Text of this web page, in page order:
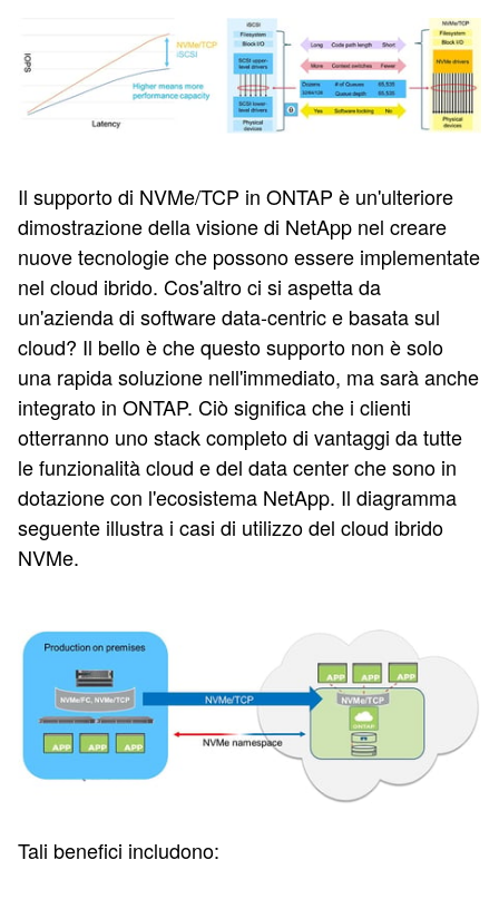
Il supporto di NVMe/TCP in ONTAP è un'ulteriore
dimostrazione della visione di NetApp nel creare
nuove tecnologie che possono essere implementate
nel cloud ibrido. Cos'altro ci si aspetta da
un'azienda di software data-centric e basata sul
cloud? Il bello è che questo supporto non è solo
una rapida soluzione nell'immediato, ma sarà anche
integrato in ONTAP. Ciò significa che i clienti
otterranno uno stack completo di vantaggi da tutte
le funzionalità cloud e del data center che sono in
dotazione con l'ecosistema NetApp. Il diagramma
seguente illustra i casi di utilizzo del cloud ibrido
NVMe.
Tali benefici includono: